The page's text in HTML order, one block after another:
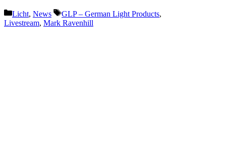
Kategorien
Licht, News Schlagwörter
GLP – German Light Products,
Livestream, Mark Ravenhill